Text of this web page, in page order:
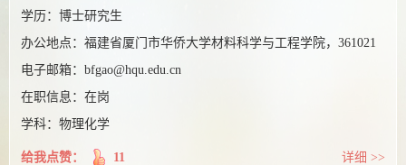
学历： 博士研究生
办公地点： 福建省厦门市华侨大学材料科学与工程学院，361021
电子邮箱： bfgao@hqu.edu.cn
在职信息： 在岗
学科：物理化学
给我点赞： 11 详细 >>